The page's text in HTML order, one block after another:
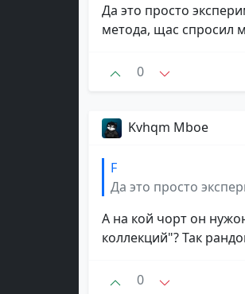
Да это просто
метода, щас спросил
0
Kvhqm Mboe
F
Да это просто
А на кой чорт он
коллекций"? Так
0